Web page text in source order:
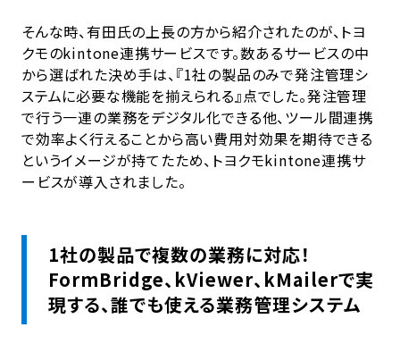
そんな時、有田氏の上長の方から紹介されたのが、トヨ
クモのkintone連携サービスです。数あるサービスの中
から選ばれた決め手は、『1社の製品のみで発注管理シ
ステムに必要な機能を揃えられる』点でした。発注管理
で行う一連の業務をデジタル化できる他、ツール間連携
で効率よく行えることから高い費用対効果を期待できる
というイメージが持てたため、トヨクモkintone連携サ
ービスが導入されました。
1社の製品で複数の業務に対応！
FormBridge、kViewer、kMailerで実
現する、誰でも使える業務管理システム